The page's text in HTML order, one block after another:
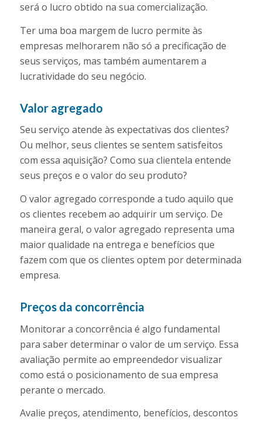
será o lucro obtido na sua comercialização.
Ter uma boa margem de lucro permite às
empresas melhorarem não só a precificação de
seus serviços, mas também aumentarem a
lucratividade do seu negócio.
Valor agregado
Seu serviço atende às expectativas dos clientes?
Ou melhor, seus clientes se sentem satisfeitos
com essa aquisição? Como sua clientela entende
seus preços e o valor do seu produto?
O valor agregado corresponde a tudo aquilo que
os clientes recebem ao adquirir um serviço. De
maneira geral, o valor agregado representa uma
maior qualidade na entrega e benefícios que
fazem com que os clientes optem por determinada
empresa.
Preços da concorrência
Monitorar a concorrência é algo fundamental
para saber determinar o valor de um serviço. Essa
avaliação permite ao empreendedor visualizar
como está o posicionamento de sua empresa
perante o mercado.
Avalie preços, atendimento, benefícios, descontos